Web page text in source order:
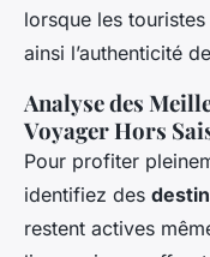
lorsque les
ainsi l’authenticité
Analyse des
Voyager Hors
Pour profiter
identifiez des
restent actives